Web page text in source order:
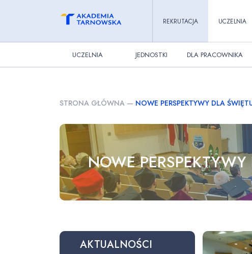
REKRUTACJA UCZELNIA
UCZELNIA JEDNOSTKI DLA PRACOWNIKA
STRONA GŁÓWNA — NOWE PERSPEKTYWY DLA
NOWE
AKTUALNOŚCI